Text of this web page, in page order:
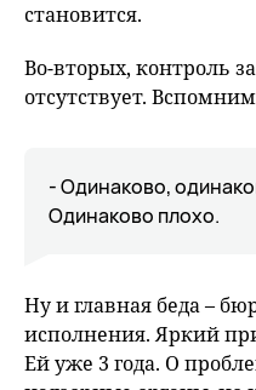
становится.
Во-вторых, контроль
отсутствует.
- Одинаково,
Одинаково плохо.
Ну и главная беда –
исполнения. Яркий
Ей уже 3 года. О